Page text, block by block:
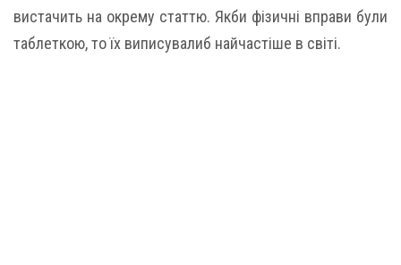
вистачить на окрему статтю. Якби фізичні вправи були
таблеткою, то їх виписувалиб найчастіше в світі.